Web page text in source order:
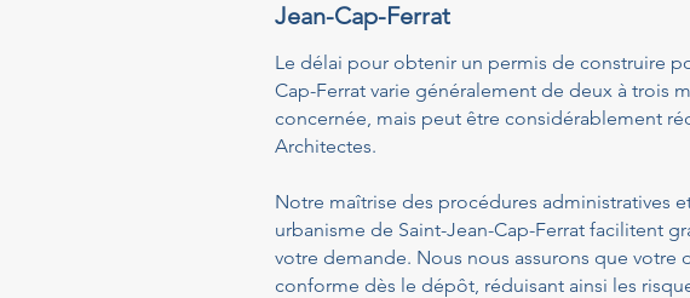
Jean-Cap-Ferrat
Le délai pour obtenir un permis de construire
Cap-Ferrat varie généralement de deux à trois
concernée, mais peut être considérablement
Architectes.
Notre maîtrise des procédures administratives
urbanisme de Saint-Jean-Cap-Ferrat facilitent
votre demande. Nous nous assurons que
conforme dès le dépôt, réduisant ainsi les